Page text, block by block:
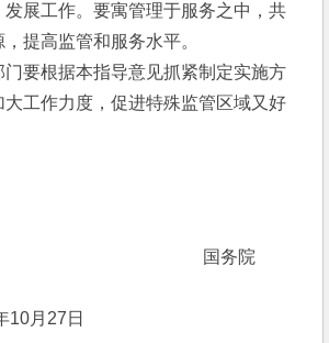
展工作。要寓管理于服务之中，共
提高监管和服务水平。
根据本指导意见抓紧制定实施方
工作力度，促进特殊监管区域又好
院
27日